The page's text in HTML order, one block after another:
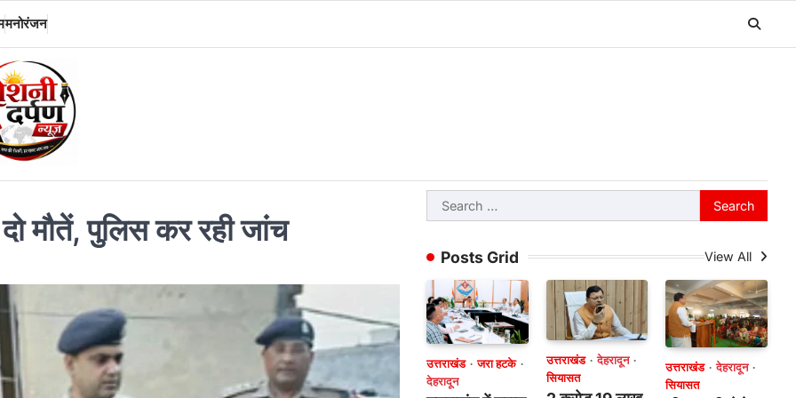
मनोरंजन
मौतें, पुलिस कर रही जांच
Search
for:
Posts Grid View All
उत्तराखंड
जरा हटके
देहरादून
उत्तराखंड
देहरादून
सियासत
उत्तराखंड
देहरादून
सियासत